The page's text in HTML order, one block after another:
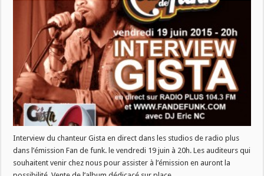
du
chanteur
Gista
le
vendredi
19
juin
20h
SUR
RADIO
104.3
FM
Interview du chanteur Gista en direct dans les studios de radio plus
dans l’émission Fan de funk. le vendredi 19 juin à 20h. Les auditeurs qui
souhaitent venir chez nous pour assister à l’émission en auront la